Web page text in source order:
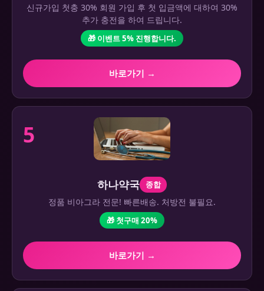
신규가입 첫충 30% 회원 가입 후 첫 입금액에 대하여 30%
추가 충전을 하여 드립니다.
🎁 이벤트 5% 진행합니다.
바로가기 →
5
하나약국 종합
정품 비아그라 전문! 빠른배송. 처방전 불필요.
🎁 첫구매 20%
바로가기 →